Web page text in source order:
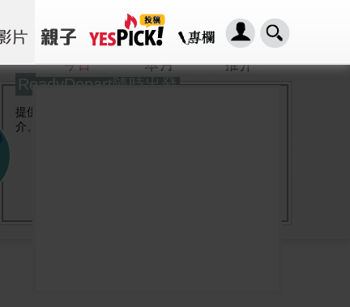
ReadyDepart隨時出發
提供最新旅遊資訊、特價機票、酒店優惠、酒店推
介、行程格價、各大航空公司、旅行社連結。